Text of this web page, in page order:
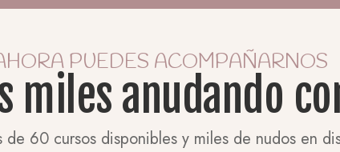
PUEDES ACOMPAÑARNOS
miles anudando
de 60 cursos disponibles y miles de nudos en